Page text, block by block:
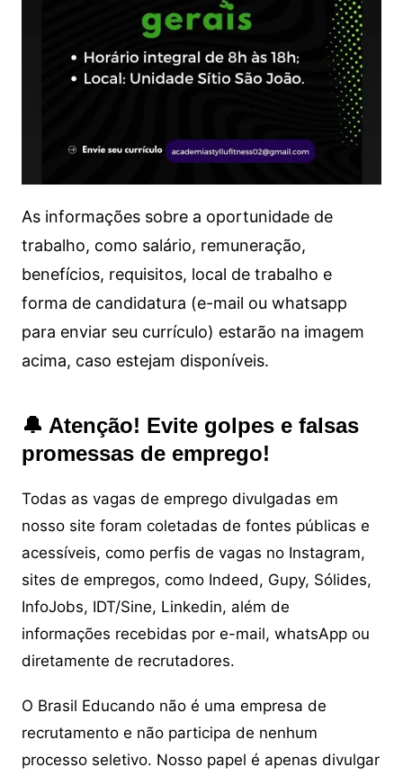
As informações sobre a oportunidade de
trabalho, como salário, remuneração,
benefícios, requisitos, local de trabalho e
forma de candidatura (e-mail ou whatsapp
para enviar seu currículo) estarão na imagem
acima, caso estejam disponíveis.
🔔 Atenção! Evite golpes e falsas
promessas de emprego!
Todas as vagas de emprego divulgadas em
nosso site foram coletadas de fontes públicas e
acessíveis, como perfis de vagas no Instagram,
sites de empregos, como Indeed, Gupy, Sólides,
InfoJobs, IDT/Sine, Linkedin, além de
informações recebidas por e-mail, whatsApp ou
diretamente de recrutadores.
O Brasil Educando não é uma empresa de
recrutamento e não participa de nenhum
processo seletivo. Nosso papel é apenas divulgar